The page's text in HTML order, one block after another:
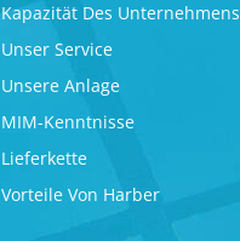
Kapazität Des Unternehmens
Unser Service
Unsere Anlage
MIM-Kenntnisse
Lieferkette
Vorteile Von Harber